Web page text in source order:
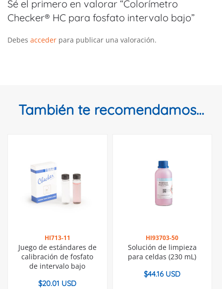
Sé el primero en valorar “Colorímetro
Checker® HC para fosfato intervalo bajo”
Debes acceder para publicar una valoración.
También te recomendamos…
HI713-11
Juego de estándares de
calibración de fosfato
de intervalo bajo
$20.01 USD
HI93703-50
Solución de limpieza
para celdas (230 mL)
$44.16 USD